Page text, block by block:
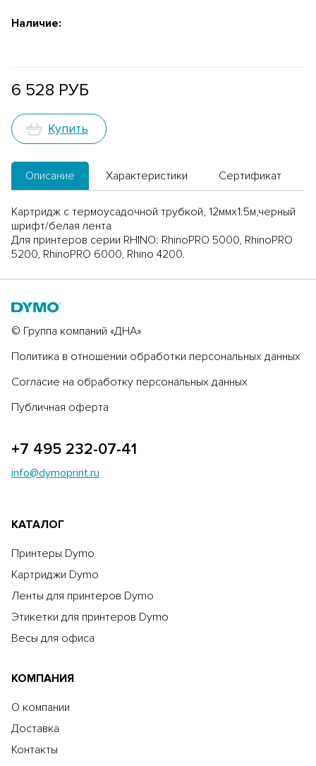
Наличие:
6 528 РУБ
Купить
Описание Характеристики Сертификат
Картридж с термоусадочной трубкой, 12ммx1.5м,черный
шрифт/белая лента
Для принтеров серии RHINO: RhinoPRO 5000, RhinoPRO
5200, RhinoPRO 6000, Rhino 4200.
© Группа компаний «ДНА»
Политика в отношении обработки персональных данных
Согласие на обработку персональных данных
Публичная оферта
+7 495 232-07-41
info@dymoprint.ru
КАТАЛОГ
Принтеры Dymo
Картриджи Dymo
Ленты для принтеров Dymo
Этикетки для принтеров Dymo
Весы для офиса
КОМПАНИЯ
О компании
Доставка
Контакты